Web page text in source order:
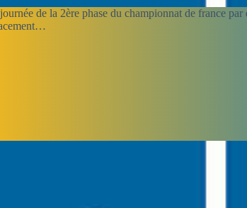
de la 2ère phase du championnat de france